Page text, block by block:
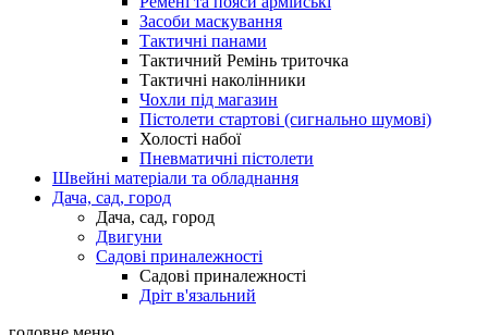
Засоби маскування
Тактичні панами
Тактичний Ремінь триточка
Тактичні наколінники
Чохли під магазин
Пістолети стартові (сигнально шумові)
Холості набої
Пневматичні пістолети
Швейні матеріали та обладнання
Дача, сад, город
Дача, сад, город
Двигуни
Садові приналежності
Садові приналежності
Дріт в'язальний